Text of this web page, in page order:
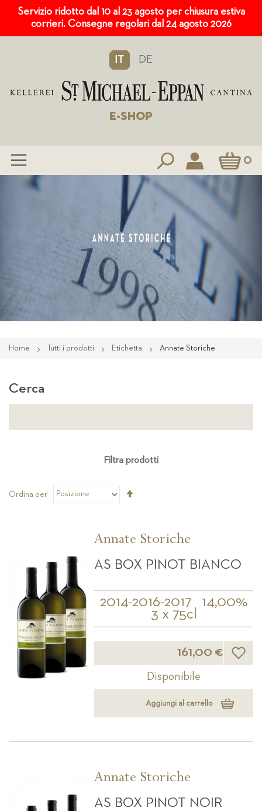
Servizio ridotto dal 10 al 23 agosto per chiusura estiva
corrieri. Consegne regolari dal 24 agosto 2026
IT DE
E-SHOP
Carrello0
Home Tutti i prodotti Etichetta Annate Storiche
Ordina per
Annate Storiche
AS BOX PINOT BIANCO
2014-2016-2017
14,00%
3 x 75cl
161,00 € Lista
Disponibile
Aggiungi al carrello
Annate Storiche
AS BOX PINOT NOIR
Cerca
Filtra prodotti